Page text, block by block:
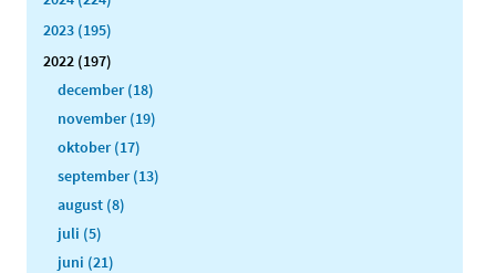
2023 (195)
2022 (197)
december (18)
november (19)
oktober (17)
september (13)
august (8)
juli (5)
juni (21)